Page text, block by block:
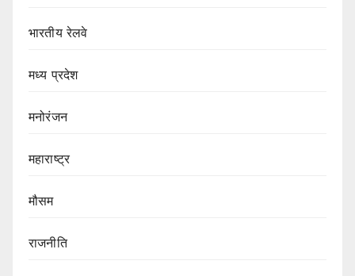
भारतीय रेलवे
मध्य प्रदेश
मनोरंजन
महाराष्ट्र
मौसम
राजनीति